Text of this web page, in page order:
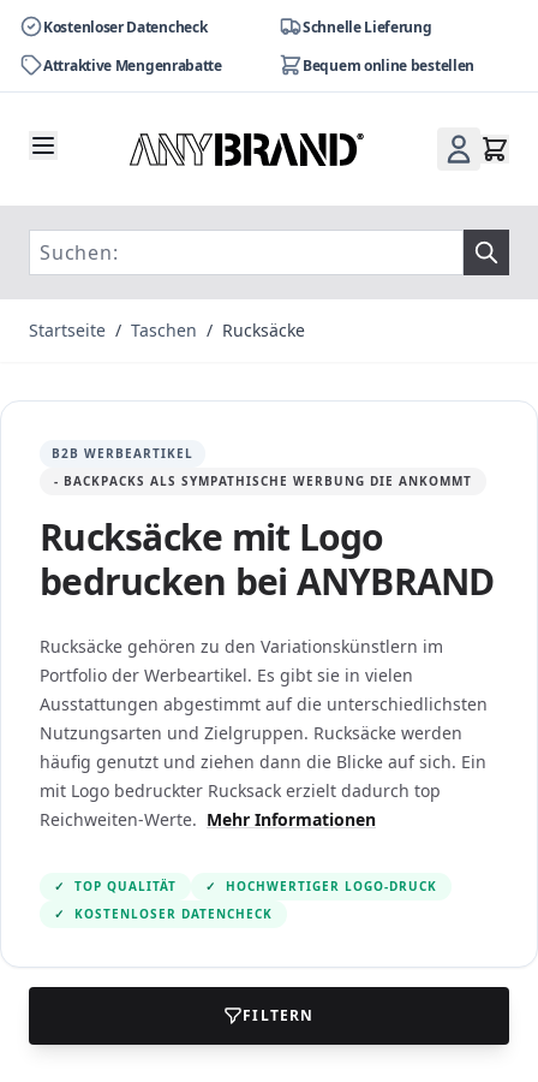
Kostenloser Datencheck
Schnelle Lieferung
Attraktive Mengenrabatte
Bequem online bestellen
Startseite / Taschen / Rucksäcke
B2B WERBEARTIKEL
- BACKPACKS ALS SYMPATHISCHE WERBUNG DIE ANKOMMT
Rucksäcke mit Logo
bedrucken bei ANYBRAND
Rucksäcke gehören zu den Variationskünstlern im
Portfolio der Werbeartikel. Es gibt sie in vielen
Ausstattungen abgestimmt auf die unterschiedlichsten
Nutzungsarten und Zielgruppen. Rucksäcke werden
häufig genutzt und ziehen dann die Blicke auf sich. Ein
mit Logo bedruckter Rucksack erzielt dadurch top
Reichweiten-Werte. Mehr Informationen
✓ TOP QUALITÄT ✓
HOCHWERTIGER LOGO-DRUCK
✓
KOSTENLOSER DATENCHECK
FILTERN